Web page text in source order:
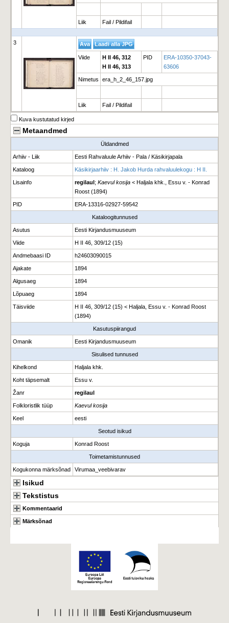
Liik Fail / Pildifail
3
Viide
H II 46, 312
H II 46, 313
PID
ERA-10350-37043-
63606
Nimetus era_h_2_46_157.jpg
Liik Fail / Pildifail
Kuva kustutatud kirjed
Metaandmed
Üldandmed
Arhiiv - Liik Eesti Rahvaluule Arhiiv - Pala / Käsikirjapala
Kataloog Käsikirjaarhiiv : H. Jakob Hurda rahvaluulekogu : H II.
Lisainfo regilaul; Kaevul kosija < Haljala khk., Essu v. - Konrad
Roost (1894)
PID ERA-13316-02927-59542
Kataloogitunnused
Asutus Eesti Kirjandusmuuseum
Viide H II 46, 309/12 (15)
Andmebaasi ID h24603090015
Ajakate 1894
Algusaeg 1894
Lõpuaeg 1894
Täisviide
H II 46, 309/12 (15) < Haljala, Essu v. - Konrad Roost
(1894)
Kasutuspiirangud
Omanik Eesti Kirjandusmuuseum
Sisulised tunnused
Kihelkond Haljala khk.
Koht täpsemalt Essu v.
Žanr regilaul
Folkloristlik tüüp Kaevul kosija
Keel eesti
Seotud isikud
Koguja Konrad Roost
Toimetamistunnused
Kogukonna märksõnad Virumaa_veebivarav
Isikud
Tekstistus
Kommentaarid
Märksõnad